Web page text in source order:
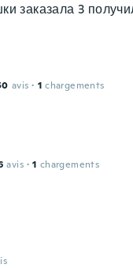
заказала 3
avis · 1 chargements
avis · 1 chargements